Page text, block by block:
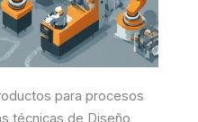
para procesos
técnicas de Diseño